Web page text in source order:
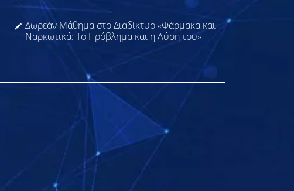
Δωρεάν Μάθημα στο Διαδίκτυο «Φάρμακα και
Ναρκωτικά: Το Πρόβλημα και η Λύση του»